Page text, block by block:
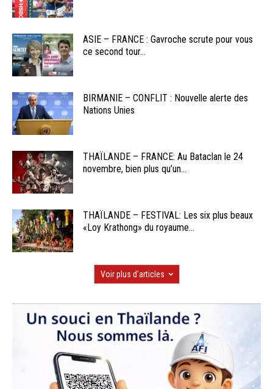
ASIE – FRANCE : Gavroche scrute pour vous
ce second tour...
BIRMANIE – CONFLIT : Nouvelle alerte des
Nations Unies
THAÏLANDE – FRANCE: Au Bataclan le 24
novembre, bien plus qu’un...
THAÏLANDE – FESTIVAL: Les six plus beaux
«Loy Krathong» du royaume...
Voir plus d'articles